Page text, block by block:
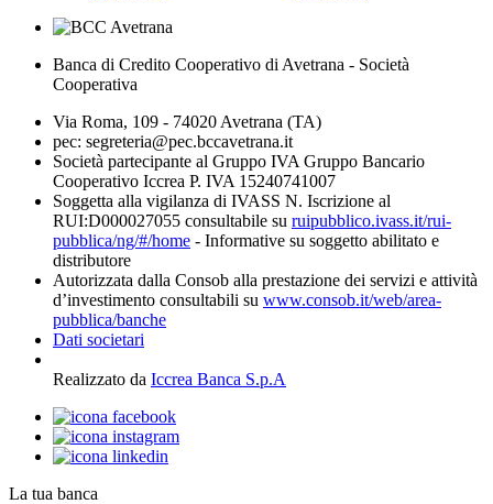
Banca di Credito Cooperativo di Avetrana - Società
Cooperativa
Via Roma, 109 - 74020 Avetrana (TA)
pec: segreteria@pec.bccavetrana.it
Società partecipante al Gruppo IVA Gruppo Bancario
Cooperativo Iccrea P. IVA 15240741007
Soggetta alla vigilanza di IVASS N. Iscrizione al
RUI:D000027055 consultabile su ruipubblico.ivass.it/rui-
pubblica/ng/#/home - Informative su soggetto abilitato e
distributore
Autorizzata dalla Consob alla prestazione dei servizi e attività
d’investimento consultabili su www.consob.it/web/area-
pubblica/banche
Dati societari
Realizzato da Iccrea Banca S.p.A
La tua banca